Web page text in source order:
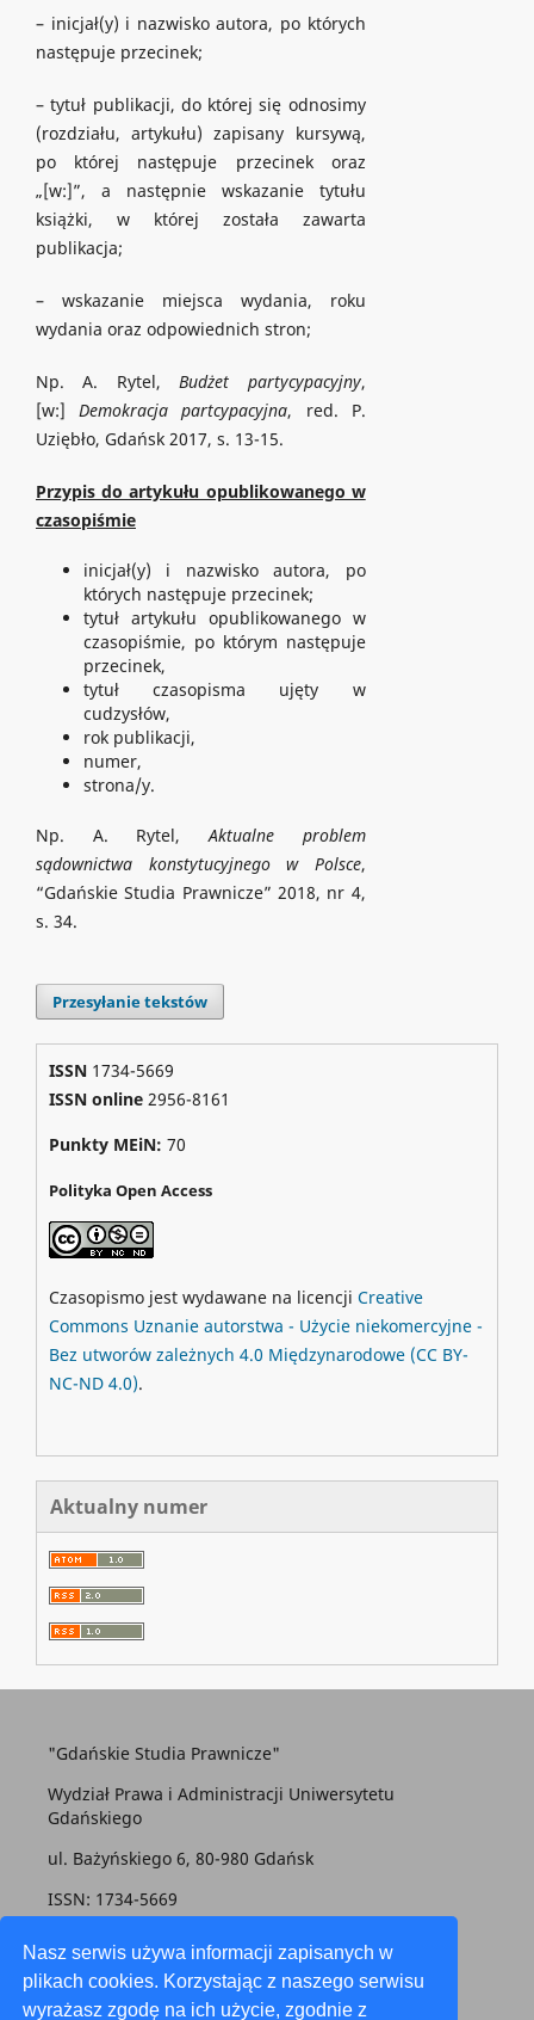
Nasz serwis używa informacji zapisanych w
plikach cookies. Korzystając z naszego serwisu
wyrażasz zgodę na ich użycie, zgodnie z
– inicjał(y) i nazwisko autora, po których
następuje przecinek;
– tytuł publikacji, do której się odnosimy
(rozdziału, artykułu) zapisany kursywą,
po której następuje przecinek oraz
„[w:]”, a następnie wskazanie tytułu
książki, w której została zawarta
publikacja;
– wskazanie miejsca wydania, roku
wydania oraz odpowiednich stron;
Np. A. Rytel,Budżet partycypacyjny,
[w:] Demokracja partcypacyjna, red. P.
Uziębło, Gdańsk 2017, s. 13-15.
Przypis do artykułu opublikowanego w
czasopiśmie
inicjał(y) i nazwisko autora, po
których następuje przecinek;
tytuł artykułu opublikowanego w
czasopiśmie, po którym następuje
przecinek,
tytuł czasopisma ujęty w
cudzysłów,
rok publikacji,
numer,
strona/y.
Np. A. Rytel,Aktualne problem
sądownictwa konstytucyjnego w Polsce,
“Gdańskie Studia Prawnicze” 2018, nr 4,
s. 34.
Przesyłanie tekstów
ISSN 1734-5669
ISSN online2956-8161
Punkty MEiN: 70
Polityka Open Access
Czasopismo jest wydawane na licencji Creative
Commons Uznanie autorstwa - Użycie niekomercyjne -
Bez utworów zależnych 4.0 Międzynarodowe (CC BY-
NC-ND 4.0).
Aktualny numer
"Gdańskie Studia Prawnicze"
Wydział Prawa i Administracji Uniwersytetu
Gdańskiego
ul. Bażyńskiego 6, 80-980 Gdańsk
ISSN: 1734-5669